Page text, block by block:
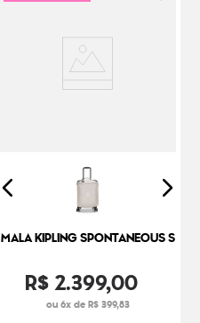
MALA KIPLING SPONTANEOUS S
R$2.399,00
ou 6x de R$ 399,83